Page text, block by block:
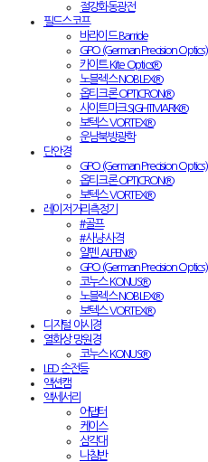
절강화동광전
필드스코프
바라이드 Barride
GPO (German Precision Optics)
카이트 Kite Optics®
노블렉스 NOBLEX®
옵티크론 OPTICRON®
사이트마크 SIGHTMARK®
보텍스 VORTEX®
운남북방광학
단안경
GPO (German Precision Optics)
옵티크론 OPTICRON®
보텍스 VORTEX®
레이저거리측정기
#골프
#사냥·사격
알펜 ALPEN®
GPO (German Precision Optics)
코누스 KONUS®
노블렉스 NOBLEX®
보텍스 VORTEX®
디지털 야시경
열화상 망원경
코누스 KONUS®
LED 손전등
액션캠
액세서리
어댑터
케이스
삼각대
나침반